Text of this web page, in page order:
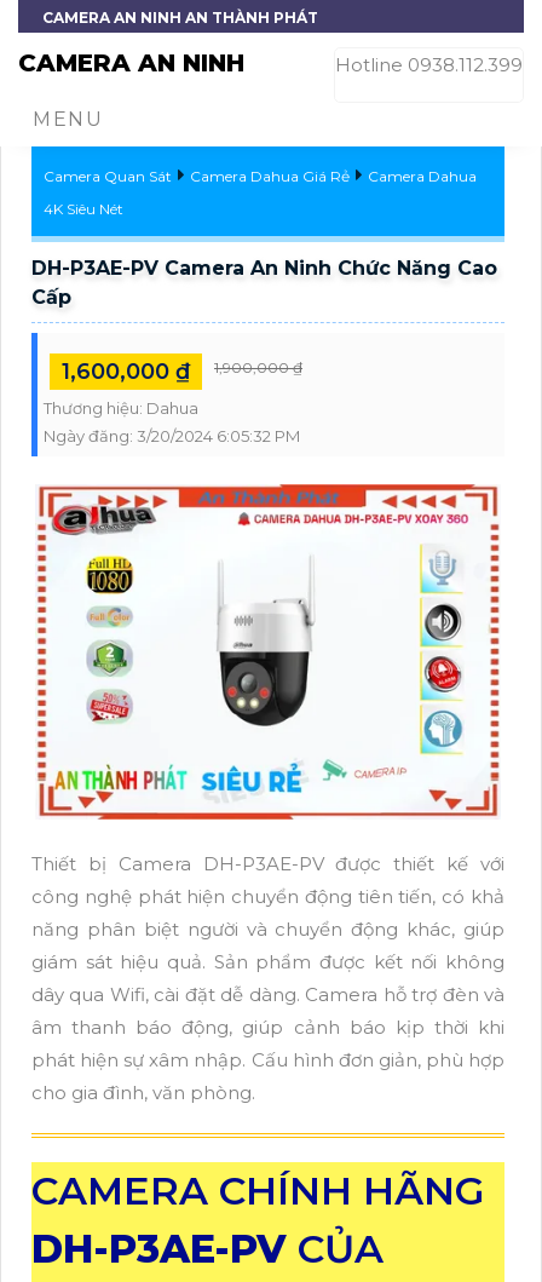
CAMERA AN NINH AN THÀNH PHÁT
CAMERA AN NINH Hotline 0938.112.399
MENU
Camera Quan Sát Camera Dahua Giá Rẻ
Camera Dahua
4K Siêu Nét
DH-P3AE-PV Camera An Ninh Chức Năng Cao
Cấp
1,600,000 ₫ 1,900,000 ₫
Thương hiệu: Dahua
Ngày đăng: 3/20/2024 6:05:32 PM
Thiết bị Camera DH-P3AE-PV được thiết kế với
công nghệ phát hiện chuyển động tiên tiến, có khả
năng phân biệt người và chuyển động khác, giúp
giám sát hiệu quả. Sản phẩm được kết nối không
dây qua Wifi, cài đặt dễ dàng. Camera hỗ trợ đèn và
âm thanh báo động, giúp cảnh báo kịp thời khi
phát hiện sự xâm nhập. Cấu hình đơn giản, phù hợp
cho gia đình, văn phòng.
CAMERA CHÍNH HÃNG
DH-P3AE-PV CỦA